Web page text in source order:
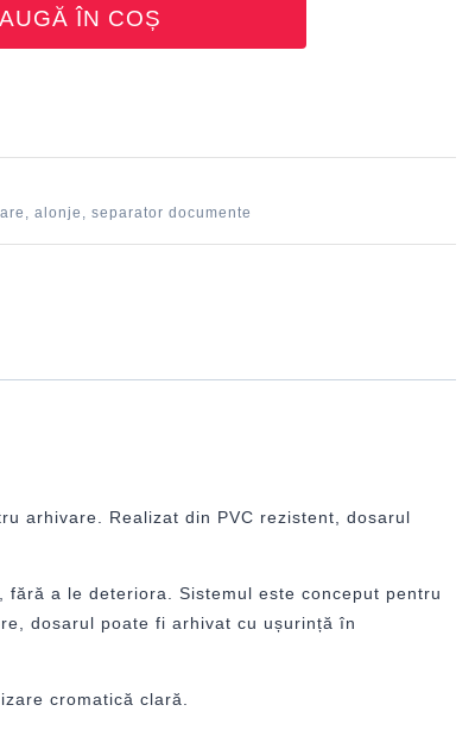
ÎN COȘ
alonje, separator documente
arhivare. Realizat din PVC rezistent, dosarul
a le deteriora. Sistemul este conceput pentru
dosarul poate fi arhivat cu ușurință în
cromatică clară.